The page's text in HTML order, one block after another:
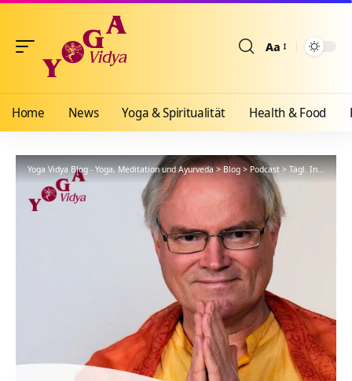
Aa
Home News Yoga & Spiritualität Health & Food
Yoga Vidya Blog - Yoga, Meditation und Ayurveda>Blog>Podcast>Tägl. Inspiration